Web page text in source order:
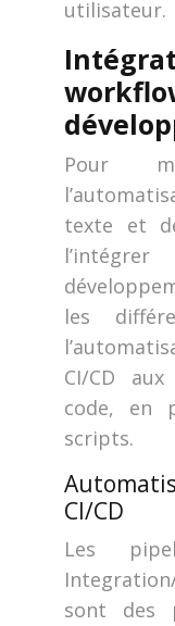
utilisateur.
Pour
texte et
les
CI/CD
code, en
scripts.
CI/CD
Les
sont des